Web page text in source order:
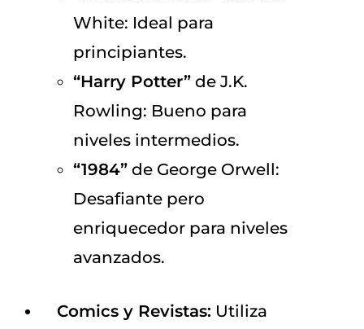
White: Ideal para
principiantes.
“Harry Potter” de J.K.
Rowling: Bueno para
niveles intermedios.
“1984” de George Orwell:
Desafiante pero
enriquecedor para niveles
avanzados.
Comics y Revistas: Utiliza